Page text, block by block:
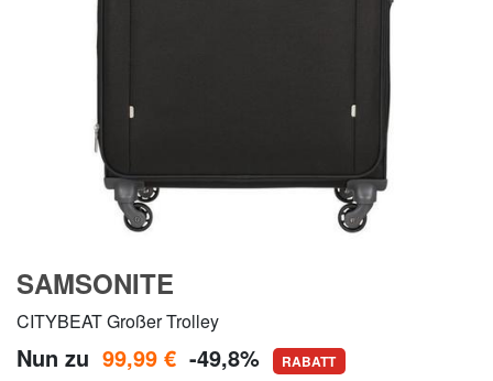
SAMSONITE
CITYBEAT Großer Trolley
Nun zu 99,99 € -49,8% RABATT